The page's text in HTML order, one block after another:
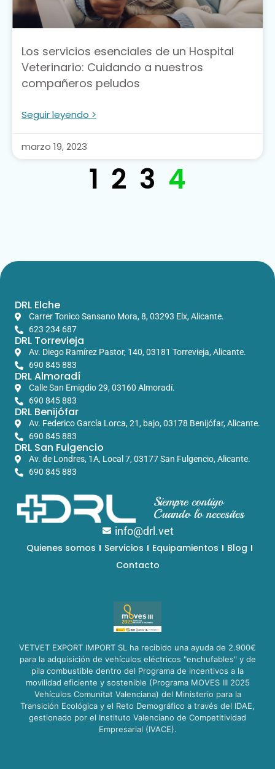
Los servicios esenciales de un Hospital
Veterinario: Cuidando a nuestros
compañeros peludos
Seguir leyendo >
marzo 19, 2023
1 2 3 4
DRL Elche
Carrer Tonico Sansano Mora, 8, 03293 Elx, Alicante.​
623 234 687
DRL Torrevieja
Av. Diego Ramírez Pastor, 140, 03181 Torrevieja, Alicante.
690 845 883
DRL Almoradí
Calle San Emigdio 29, 03160 Almoradí.
690 845 883
DRL Benijófar
Av. Federico García Lorca, 21, bajo, 03178 Benijófar, Alicante.
690 845 883
DRL San Fulgencio
Av. de Londres, 1A, Local 7, 03177 San Fulgencio, Alicante.
690 845 883
Siempre contigo
Cuando lo necesites
info@drl.vet
Quienes somos Servicios Equipamientos
Blog
Contacto
VETVET EXPORT IMPORT SL ha recibido una ayuda de 2.900€
para la adquisición de vehículos eléctricos "enchufables" y de
pila combustible dentro del Programa de incentivos a la
movilidad eficiente y sostenible (Programa MOVES III 2025
Vehículos Comunitat Valenciana) del Ministerio para la
Transición Ecológica y el Reto Demográfico a través del IDAE,
gestionado por el Instituto Valenciano de Competitividad
Empresarial (IVACE).